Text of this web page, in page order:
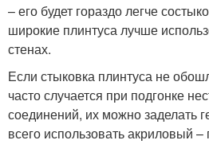
– его будет гораздо легче
широкие плинтуса лучше
стенах.
Если стыковка плинтуса не
часто случается при подгонке
соединений, их можно заделать
всего использовать акриловый